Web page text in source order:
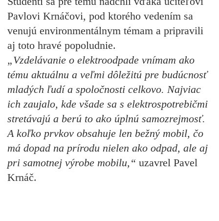
Pavlovi Krnáčovi, pod ktorého vedením sa
venujú environmentálnym témam a pripravili
aj toto hravé popoludnie.
„Vzdelávanie o elektroodpade vnímam ako
tému aktuálnu a veľmi dôležitú pre budúcnosť
mladých ľudí a spoločnosti celkovo. Najviac
ich zaujalo, kde všade sa s elektrospotrebičmi
stretávajú a berú to ako úplnú samozrejmosť.
A koľko prvkov obsahuje len bežný mobil, čo
má dopad na prírodu nielen ako odpad, ale aj
pri samotnej výrobe mobilu,“ uzavrel Pavel
Krnáč.